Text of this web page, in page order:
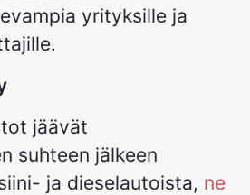
yrityksille ja
jäävät
suhteen jälkeen
ja dieselautoista, ne